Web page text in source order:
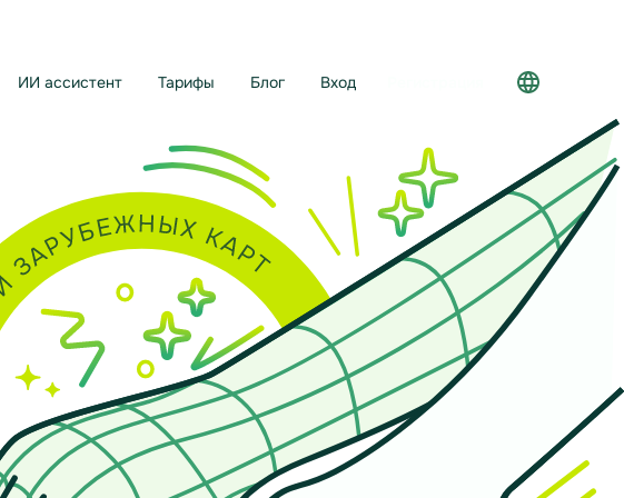
ИИ ассистент Тарифы Блог Вход